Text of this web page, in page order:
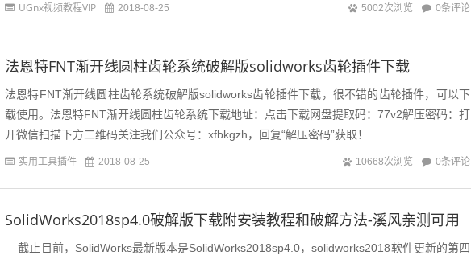
UGnx视频教程VIP 2018-08-25 5002次浏览 0条评论
法恩特FNT渐开线圆柱齿轮系统破解版solidworks齿轮插件下载
法恩特FNT渐开线圆柱齿轮系统破解版solidworks齿轮插件下载，很不错的齿轮插件，可以下
载使用。法恩特FNT渐开线圆柱齿轮系统下载地址：点击下载网盘提取码：77v2解压密码：打
开微信扫描下方二维码关注我们公众号：xfbkgzh，回复“解压密码”获取！...
实用工具插件 2018-08-25 10668次浏览 0条评论
SolidWorks2018sp4.0破解版下载附安装教程和破解方法-溪风亲测可用
截止目前，SolidWorks最新版本是SolidWorks2018sp4.0，solidworks2018软件更新的第四